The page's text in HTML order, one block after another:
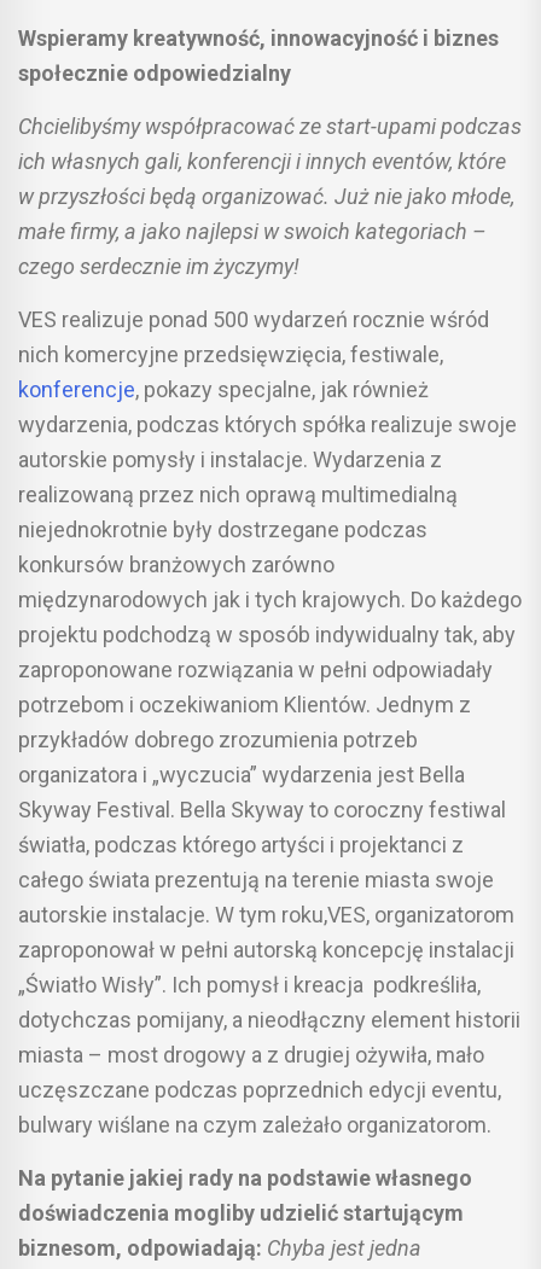
Wspieramy kreatywność, innowacyjność i biznes
społecznie odpowiedzialny
Chcielibyśmy współpracować ze start-upami podczas
ich własnych gali, konferencji i innych eventów, które
w przyszłości będą organizować. Już nie jako młode,
małe firmy, a jako najlepsi w swoich kategoriach –
czego serdecznie im życzymy!
VES realizuje ponad 500 wydarzeń rocznie wśród
nich komercyjne przedsięwzięcia, festiwale,
konferencje, pokazy specjalne, jak również
wydarzenia, podczas których spółka realizuje swoje
autorskie pomysły i instalacje. Wydarzenia z
realizowaną przez nich oprawą multimedialną
niejednokrotnie były dostrzegane podczas
konkursów branżowych zarówno
międzynarodowych jak i tych krajowych. Do każdego
projektu podchodzą w sposób indywidualny tak, aby
zaproponowane rozwiązania w pełni odpowiadały
potrzebom i oczekiwaniom Klientów. Jednym z
przykładów dobrego zrozumienia potrzeb
organizatora i „wyczucia” wydarzenia jest Bella
Skyway Festival. Bella Skyway to coroczny festiwal
światła, podczas którego artyści i projektanci z
całego świata prezentują na terenie miasta swoje
autorskie instalacje. W tym roku,VES, organizatorom
zaproponował w pełni autorską koncepcję instalacji
„Światło Wisły”. Ich pomysł i kreacja podkreśliła,
dotychczas pomijany, a nieodłączny element historii
miasta – most drogowy a z drugiej ożywiła, mało
uczęszczane podczas poprzednich edycji eventu,
bulwary wiślane na czym zależało organizatorom.
Na pytanie jakiej rady na podstawie własnego
doświadczenia mogliby udzielić startującym
biznesom, odpowiadają: Chyba jest jedna